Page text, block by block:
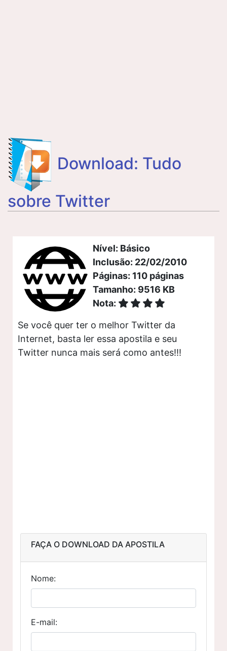
Download: Tudo
sobre Twitter
Nível: Básico
Inclusão: 22/02/2010
Páginas: 110 páginas
Tamanho: 9516 KB
Nota:
Se você quer ter o melhor Twitter da
Internet, basta ler essa apostila e seu
Twitter nunca mais será como antes!!!
FAÇA O DOWNLOAD DA APOSTILA
Nome:
E-mail: